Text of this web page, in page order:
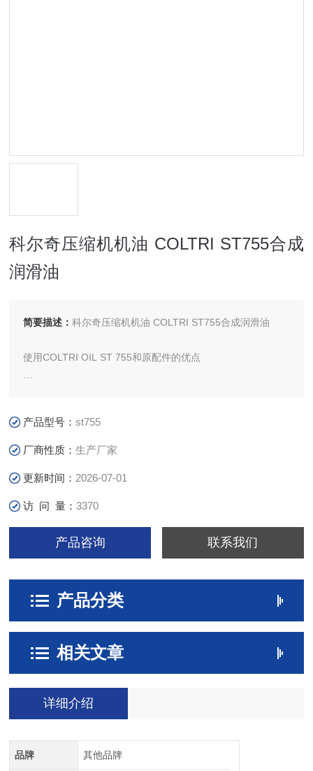
科尔奇压缩机机油 COLTRI ST755合成
润滑油
简要描述：科尔奇压缩机机油 COLTRI ST755合成润滑油
使用COLTRI OIL ST 755和原配件的优点
装。
产品型号：st755
厂商性质：生产厂家
更新时间： 2026-07-01
访 问 量：3370
产品咨询 联系我们
产品分类
相关文章
详细介绍
品牌 其他品牌